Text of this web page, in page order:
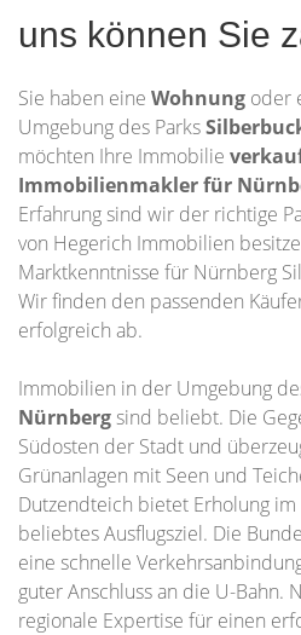
uns können Sie
Sie haben eine Wohnung oder
Umgebung des Parks
möchten Ihre Immobilie
Immobilienmakler für
Erfahrung sind wir der richtige
von Hegerich Immobilien
Marktkenntnisse für Nürnberg
Wir finden den passenden
erfolgreich ab.
Immobilien in der Umgebung
Nürnbergsind beliebt. Die
Südosten der Stadt und
Grünanlagen mit Seen und
Dutzendteich bietet Erholung
beliebtes Ausflugsziel. Die
eine schnelle
guter Anschluss an die U-Bahn.
regionale Expertise für einen